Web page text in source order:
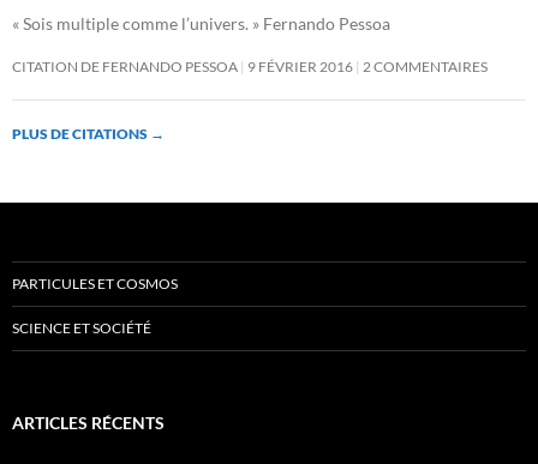
« Sois multiple comme l’univers. » Fernando Pessoa
CITATION DE FERNANDO PESSOA 9 FÉVRIER 2016 2 COMMENTAIRES
PLUS DE CITATIONS →
PARTICULES ET COSMOS
SCIENCE ET SOCIÉTÉ
ARTICLES RÉCENTS